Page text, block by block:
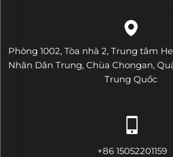
Phòng 1002, Tòa nhà 2, Trung tâm
Nhân Dân Trung, Chùa Chongan,
Trung Quốc
+86 15052201159